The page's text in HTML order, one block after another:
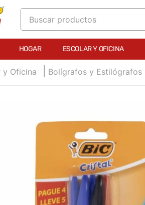
Buscar productos
HOGAR ESCOLAR Y OFICINA
y Oficina Bolígrafos y Estilógrafos
TÉRMINOS MÁS BUSCADOS
2.
marcador e300
.
marcadores
audifonos
.
teclado
impresora